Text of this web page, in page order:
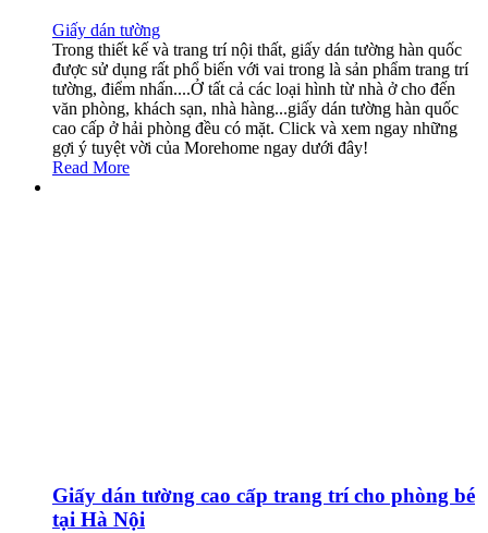
Giấy dán tường
Trong thiết kế và trang trí nội thất, giấy dán tường hàn quốc
được sử dụng rất phổ biến với vai trong là sản phẩm trang trí
tường, điểm nhấn....Ở tất cả các loại hình từ nhà ở cho đến
văn phòng, khách sạn, nhà hàng...giấy dán tường hàn quốc
cao cấp ở hải phòng đều có mặt. Click và xem ngay những
gợi ý tuyệt vời của Morehome ngay dưới đây!
Read More
Giấy dán tường cao cấp trang trí cho phòng bé
tại Hà Nội